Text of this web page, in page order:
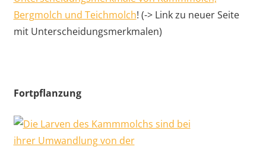
Bergmolch und Teichmolch! (-> Link zu neuer Seite
mit Unterscheidungsmerkmalen)
Fortpflanzung